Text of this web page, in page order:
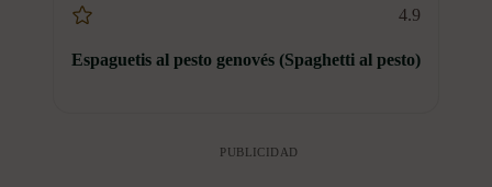
4.9
Espaguetis al pesto genovés (Spaghetti al pesto)
PUBLICIDAD